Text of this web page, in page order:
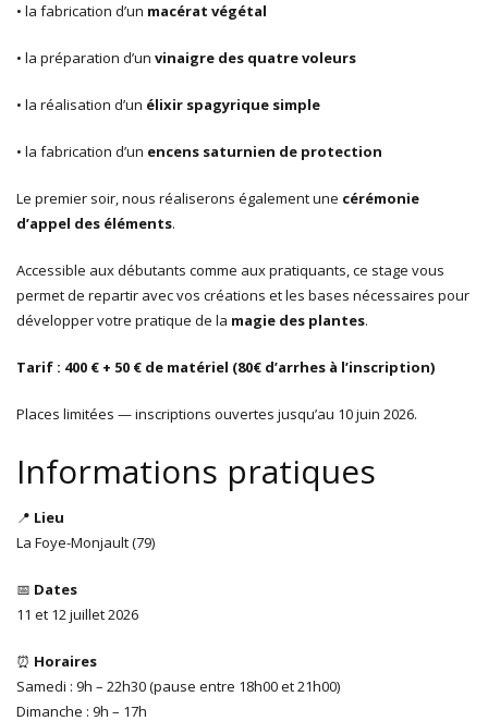
• la fabrication d’un macérat végétal
• la préparation d’un vinaigre des quatre voleurs
• la réalisation d’un élixir spagyrique simple
• la fabrication d’un encens saturnien de protection
Le premier soir, nous réaliserons également une cérémonie
d’appel des éléments.
Accessible aux débutants comme aux pratiquants, ce stage vous
permet de repartir avec vos créations et les bases nécessaires pour
développer votre pratique de la magie des plantes.
Tarif : 400 € + 50 € de matériel (80€ d’arrhes à l’inscription)
Places limitées — inscriptions ouvertes jusqu’au 10 juin 2026.
Informations pratiques
📍 Lieu
La Foye-Monjault (79)
📅 Dates
11 et 12 juillet 2026
⏰ Horaires
Samedi : 9h – 22h30 (pause entre 18h00 et 21h00)
Dimanche : 9h – 17h